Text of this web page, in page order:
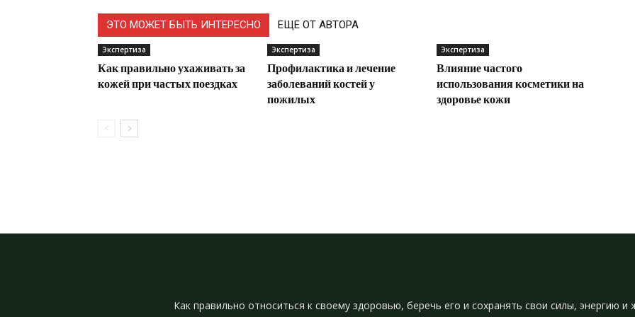
ЭТО МОЖЕТ БЫТЬ ИНТЕРЕСНО ЕЩЕ ОТ АВТОРА
Экспертиза
Как правильно ухаживать за
кожей при частых поездках
Экспертиза
Профилактика и лечение
заболеваний костей у
пожилых
Экспертиза
Влияние частого
использования косметики на
здоровье кожи
Как правильно относиться к своему здоровью, беречь его и сохранять свои силы, энергию